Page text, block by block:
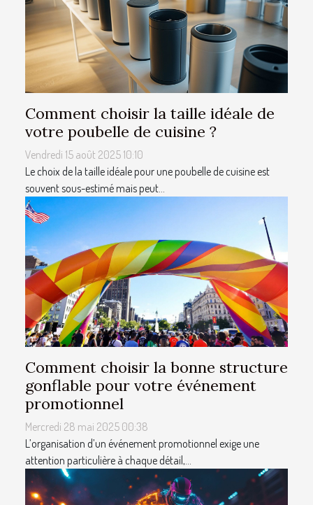
Comment choisir la taille idéale de
votre poubelle de cuisine ?
Vendredi 15 août 2025 10:10
Le choix de la taille idéale pour une poubelle de cuisine est
souvent sous-estimé mais peut...
Comment choisir la bonne structure
gonflable pour votre événement
promotionnel
Mercredi 28 mai 2025 00:38
L’organisation d’un événement promotionnel exige une
attention particulière à chaque détail,...